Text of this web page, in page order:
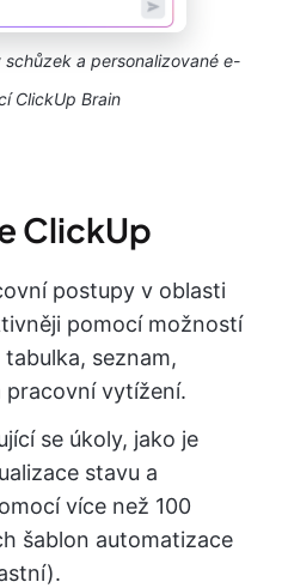
a personalizované e-
ClickUp Brain
ClickUp
postupy v oblasti
pomocí možností
seznam,
pracovní vytížení.
se úkoly, jako je
stavu a
více než 100
šablon automatizace